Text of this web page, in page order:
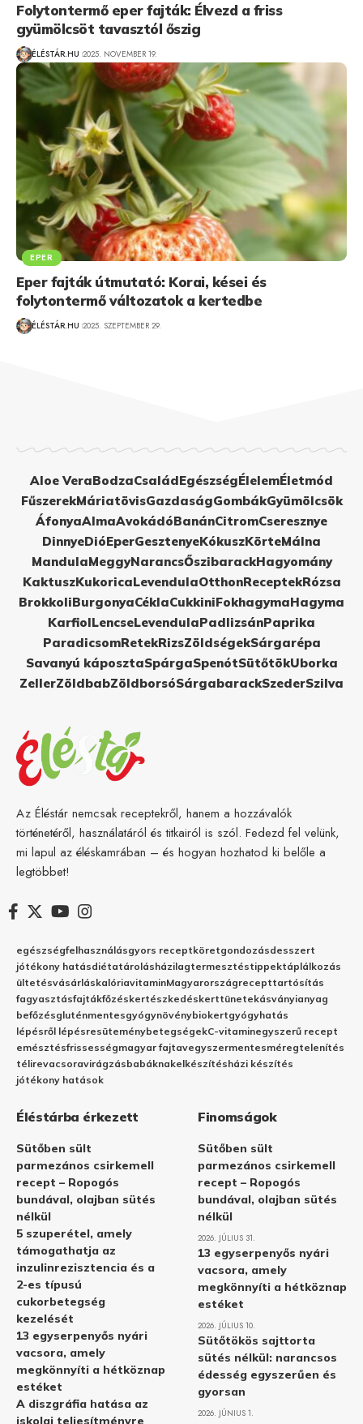
Folytontermő eper fajták: Élvezd a friss
gyümölcsöt tavasztól őszig
ÉLÉSTÁR.HU 2025. NOVEMBER 19.
EPER
Eper fajták útmutató: Korai, kései és
folytontermő változatok a kertedbe
ÉLÉSTÁR.HU 2025. SZEPTEMBER 29.
Aloe VeraBodzaCsaládEgészségÉlelemÉletmód
FűszerekMáriatövisGazdaságGombákGyümölcsök
ÁfonyaAlmaAvokádóBanánCitromCseresznye
DinnyeDióEperGesztenyeKókuszKörteMálna
MandulaMeggyNarancsŐszibarackHagyomány
KaktuszKukoricaLevendulaOtthonReceptekRózsa
BrokkoliBurgonyaCéklaCukkiniFokhagymaHagyma
KarfiolLencseLevendulaPadlizsánPaprika
ParadicsomRetekRizsZöldségekSárgarépa
Savanyú káposztaSpárgaSpenótSütőtökUborka
ZellerZöldbabZöldborsóSárgabarackSzederSzilva
Az Éléstár nemcsak receptekről, hanem a hozzávalók
történetéről, használatáról és titkairól is szól. Fedezd fel velünk,
mi lapul az éléskamrában – és hogyan hozhatod ki belőle a
legtöbbet!
egészségfelhasználásgyors receptköretgondozásdesszert
jótékony hatásdiétatárolásházilagtermesztéstippektáplálkozás
ültetésvásárláskalóriavitaminMagyarországrecepttartósítás
fagyasztásfajtákfőzéskertészkedéskerttünetekásványianyag
befőzésgluténmentesgyógynövénybiokertgyógyhatás
lépésről lépésresüteménybetegségekC-vitaminegyszerű recept
emésztésfrissességmagyar fajtavegyszermentesméregtelenítés
télirevacsoravirágzásbabáknakelkészítésházi készítés
jótékony hatások
Éléstárba érkezett
Sütőben sült
parmezános csirkemell
recept – Ropogós
bundával, olajban sütés
nélkül
5 szuperétel, amely
támogathatja az
inzulinrezisztencia és a
2-es típusú
cukorbetegség
kezelését
13 egyserpenyős nyári
vacsora, amely
megkönnyíti a hétköznap
estéket
A diszgráfia hatása az
iskolai teljesítményre
Finomságok
Sütőben sült
parmezános csirkemell
recept – Ropogós
bundával, olajban sütés
nélkül
2026. JÚLIUS 31.
13 egyserpenyős nyári
vacsora, amely
megkönnyíti a hétköznap
estéket
2026. JÚLIUS 10.
Sütőtökös sajttorta
sütés nélkül: narancsos
édesség egyszerűen és
gyorsan
2026. JÚNIUS 1.